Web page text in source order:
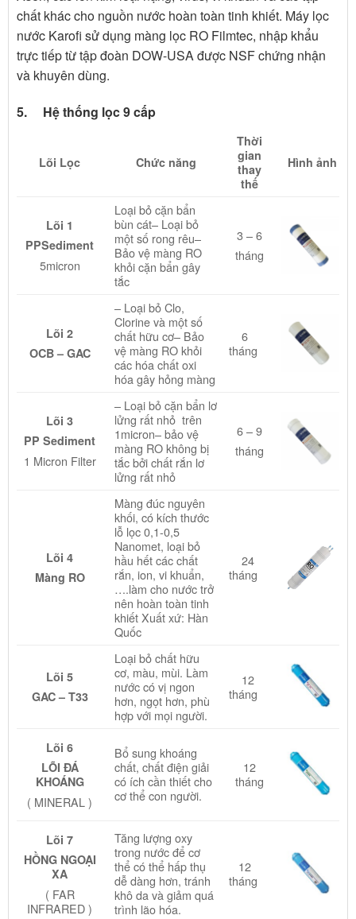
chất khác cho nguồn nước hoàn toàn tinh khiết. Máy lọc
nước Karofi sử dụng màng lọc RO Filmtec, nhập khẩu
trực tiếp từ tập đoàn DOW-USA được NSF chứng nhận
và khuyên dùng.
5. Hệ thống lọc 9 cấp
Lõi Lọc Chức năng
Thời
gian
thay
thế
Hình ảnh
Lõi 1
PPSediment
5micron
Loại bỏ cặn bẩn
bùn cát– Loại bỏ
một số rong rêu–
Bảo vệ màng RO
khỏi cặn bẩn gây
tắc
3 – 6
tháng
Lõi 2
OCB – GAC
– Loại bỏ Clo,
Clorine và một số
chất hữu cơ– Bảo
vệ màng RO khỏi
các hóa chất oxi
hóa gây hỏng màng
6
tháng
Lõi 3
PP Sediment
1 Micron Filter
– Loại bỏ cặn bẩn lơ
lửng rất nhỏ trên
1micron– bảo vệ
màng RO không bị
tắc bởi chất rắn lơ
lửng rất nhỏ
6 – 9
tháng
Lõi 4
Màng RO
Màng đúc nguyên
khối, có kích thước
lỗ lọc 0,1-0,5
Nanomet, loại bỏ
hầu hết các chất
rắn, ion, vi khuẩn,
….làm cho nước trở
nên hoàn toàn tinh
khiết Xuất xứ: Hàn
Quốc
24
tháng
Lõi 5
GAC – T33
Loại bỏ chất hữu
cơ, màu, mùi. Làm
nước có vị ngon
hơn, ngọt hơn, phù
hợp với mọi người.
12
tháng
Lõi 6
LÕI ĐÁ
KHOÁNG
( MINERAL )
Bổ sung khoáng
chất, chất điện giải
có ích cần thiết cho
cơ thể con người.
12
tháng
Lõi 7
HỒNG NGOẠI
XA
( FAR
INFRARED )
Tăng lượng oxy
trong nước để cơ
thể có thể hấp thụ
dễ dàng hơn, tránh
khô da và giảm quá
trình lão hóa.
12
tháng